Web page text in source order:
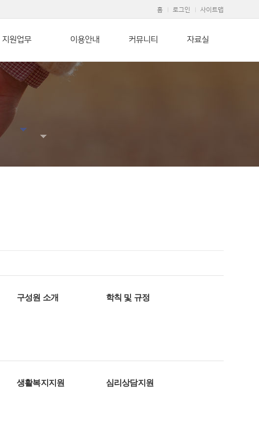
홈 로그인 사이트맵
지원업무 이용안내 커뮤니티 자료실
구성원 소개 학칙 및 규정
생활복지지원 심리상담지원